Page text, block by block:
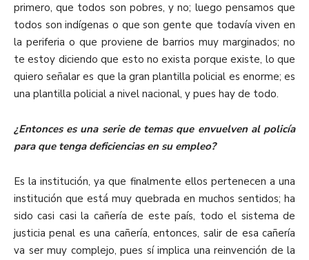
primero, que todos son pobres, y no; luego pensamos que
todos son indígenas o que son gente que todavía viven en
la periferia o que proviene de barrios muy marginados; no
te estoy diciendo que esto no exista porque existe, lo que
quiero señalar es que la gran plantilla policial es enorme; es
una plantilla policial a nivel nacional, y pues hay de todo.
¿Entonces es una serie de temas que envuelven al policía
para que tenga deficiencias en su empleo?
Es la institución, ya que finalmente ellos pertenecen a una
institución que está muy quebrada en muchos sentidos; ha
sido casi casi la cañería de este país, todo el sistema de
justicia penal es una cañería, entonces, salir de esa cañería
va ser muy complejo, pues sí implica una reinvención de la